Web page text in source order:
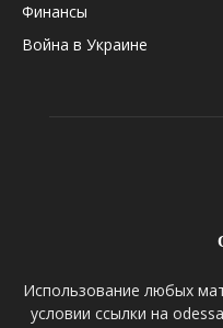
Финансы
Война в Украине
Использование любых
условии ссылки на